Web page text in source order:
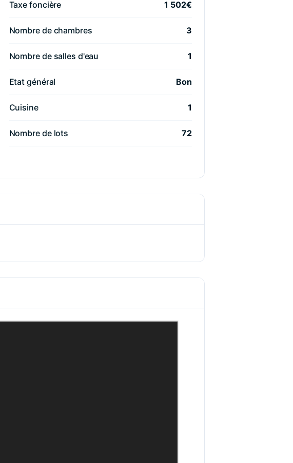
Taxe foncière 1 502€
Nombre de chambres 3
Nombre de salles d'eau 1
Etat général Bon
Cuisine 1
Nombre de lots 72